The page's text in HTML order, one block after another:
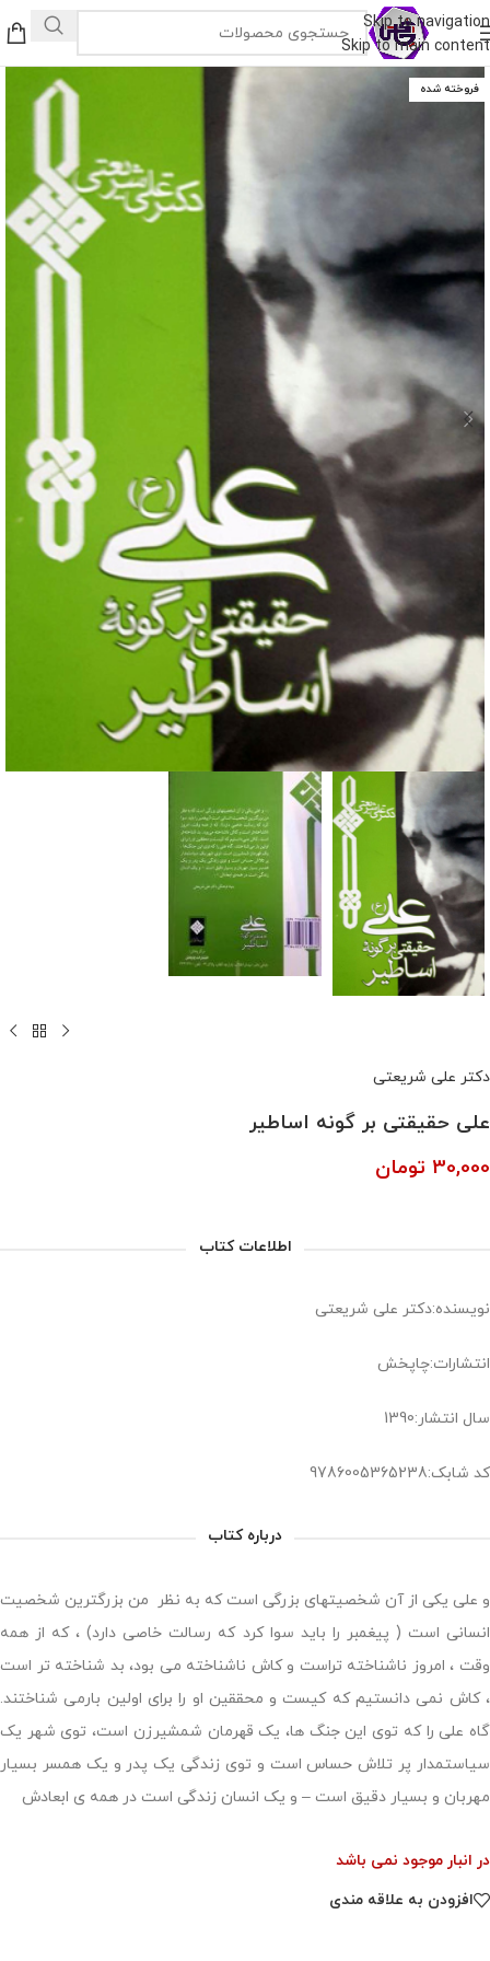
Skip to navigation
Skip to main content
فروخته شده
دکتر علی شریعتی
علی حقیقتی بر گونه اساطیر
30,000 تومان
اطلاعات کتاب
نویسنده:دکتر علی شریعتی
انتشارات:چاپخش
سال انتشار:1390
کد شابک:9786005365238
درباره کتاب
و علی یکی از آن شخصیتهای بزرگی است که به نظر من بزرگترین شخصیت
انسانی است ( پیغمبر را باید سوا کرد که رسالت خاصی دارد) ، که از همه
وقت ، امروز ناشناخته تراست و کاش ناشناخته می بود، بد شناخته تر است
، کاش نمی دانستیم که کیست و محققین او را برای اولین بارمی شناختند.
گاه علی را که توی این جنگ ها، یک قهرمان شمشیرزن است، توی شهر یک
سیاستمدار پر تلاش حساس است و توی زندگی یک پدر و یک همسر بسیار
مهربان و بسیار دقیق است – و یک انسان زندگی است در همه ی ابعادش
در انبار موجود نمی باشد
افزودن به علاقه مندی